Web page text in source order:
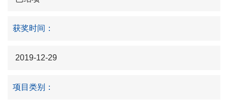
获奖时间：
2019-12-29
项目类别：